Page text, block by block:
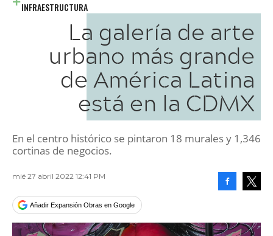
INFRAESTRUCTURA
La galería de arte
urbano más grande
de América Latina
está en la CDMX
En el centro histórico se pintaron 18 murales y 1,346
cortinas de negocios.
mié 27 abril 2022 12:41 PM
Añadir Expansión Obras en Google